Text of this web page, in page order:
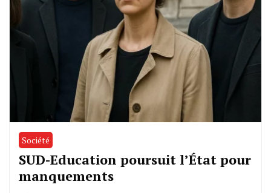
Société
SUD-Education poursuit l’État pour
manquements